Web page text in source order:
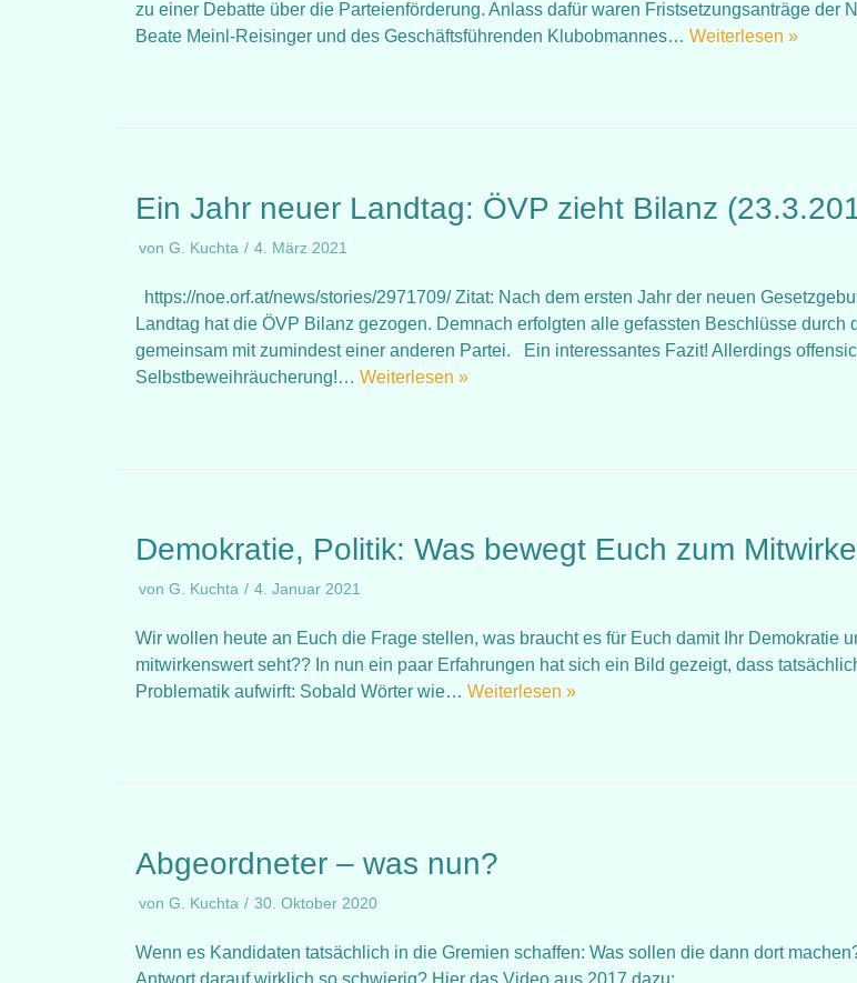
zu einer Debatte über die Parteienförderung. Anlass dafür waren Fristsetzungsanträge der
Beate Meinl-Reisinger und des Geschäftsführenden Klubobmannes… Weiterlesen »
Ein Jahr neuer Landtag: ÖVP zieht Bilanz
von G. Kuchta 4. März 2021
https://noe.orf.at/news/stories/2971709/ Zitat: Nach dem ersten Jahr der neuen
Landtag hat die ÖVP Bilanz gezogen. Demnach erfolgten alle gefassten Beschlüsse durch
gemeinsam mit zumindest einer anderen Partei. Ein interessantes Fazit! Allerdings
Selbstbeweihräucherung!… Weiterlesen »
Demokratie, Politik: Was bewegt Euch zum
von G. Kuchta 4. Januar 2021
Wir wollen heute an Euch die Frage stellen, was braucht es für Euch damit Ihr Demokratie
mitwirkenswert seht?? In nun ein paar Erfahrungen hat sich ein Bild gezeigt, dass
Problematik aufwirft: Sobald Wörter wie… Weiterlesen »
Abgeordneter – was nun?
von G. Kuchta 30. Oktober 2020
Wenn es Kandidaten tatsächlich in die Gremien schaffen: Was sollen die dann dort
Antwort darauf wirklich so schwierig? Hier das Video aus 2017 dazu: